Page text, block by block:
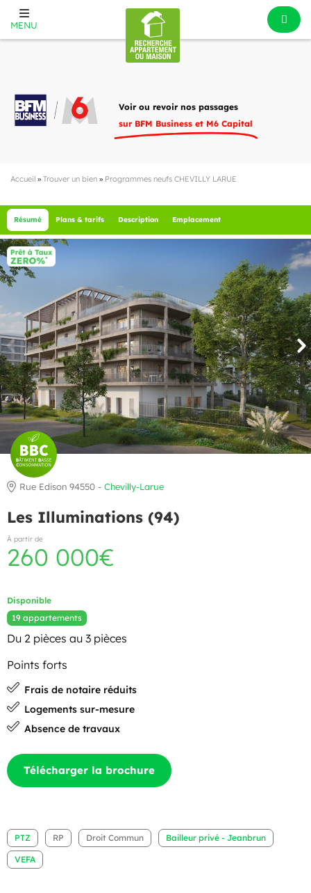
MENU
Voir ou revoir nos passages
sur BFM Business et M6 Capital
Accueil » Trouver un bien » Programmes neufs CHEVILLY LARUE
Résumé Plans & tarifs Description Emplacement
4
Rue Edison 94550 - Chevilly-Larue
Les Illuminations (94)
À partir de
260 000€
Disponible
19 appartements
Du 2 pièces au 3 pièces
Points forts
Frais de notaire réduits
Logements sur-mesure
Absence de travaux
Télécharger la brochure
PTZ RP Droit Commun Bailleur privé - Jeanbrun
VEFA